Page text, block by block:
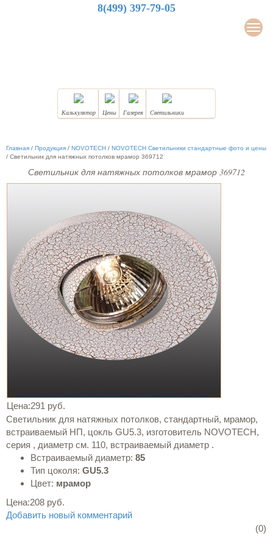
8(499) 397-79-05
Калькулятор Цены Галерея Светильники
Главная / Продукция / NOVOTECH / NOVOTECH Светильники стандартные фото и цены
/ Светильник для натяжных потолков мрамор 369712
Светильник для натяжных потолков мрамор 369712
Цена:291 руб.
Светильник для натяжных потолков, стандартный, мрамор,
встраиваемый НП, цокль GU5.3, изготовитель NOVOTECH,
серия , диаметр см. 110, встраиваемый диаметр .
Встраиваемый диаметр: 85
Тип цоколя: GU5.3
Цвет: мрамор
Цена:208 руб.
Добавить новый комментарий
(0)